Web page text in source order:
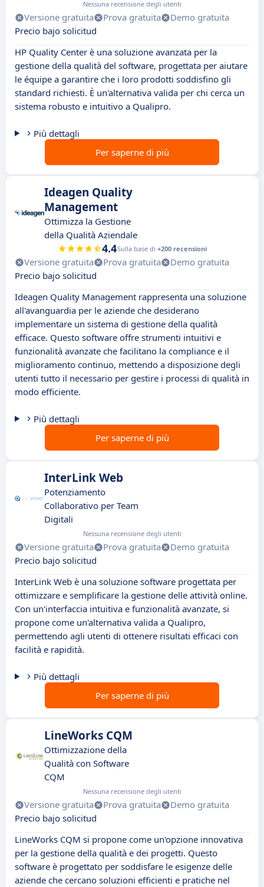
Nessuna recensione degli utenti
Versione gratuita Prova gratuita
Demo gratuita
Precio bajo solicitud
HP Quality Center è una soluzione avanzata per la
gestione della qualità del software, progettata per aiutare
le équipe a garantire che i loro prodotti soddisfino gli
standard richiesti. È un'alternativa valida per chi cerca un
sistema robusto e intuitivo a Qualipro.
Più dettagli
Per saperne di più
Ideagen Quality
Management
Ottimizza la Gestione
della Qualità Aziendale
4.4Sulla base di +200 recensioni
Versione gratuita Prova gratuita
Demo gratuita
Precio bajo solicitud
Ideagen Quality Management rappresenta una soluzione
all'avanguardia per le aziende che desiderano
implementare un sistema di gestione della qualità
efficace. Questo software offre strumenti intuitivi e
funzionalità avanzate che facilitano la compliance e il
miglioramento continuo, mettendo a disposizione degli
utenti tutto il necessario per gestire i processi di qualità in
modo efficiente.
Più dettagli
Per saperne di più
InterLink Web
Potenziamento
Collaborativo per Team
Digitali
Nessuna recensione degli utenti
Versione gratuita Prova gratuita
Demo gratuita
Precio bajo solicitud
InterLink Web è una soluzione software progettata per
ottimizzare e semplificare la gestione delle attività online.
Con un'interfaccia intuitiva e funzionalità avanzate, si
propone come un'alternativa valida a Qualipro,
permettendo agli utenti di ottenere risultati efficaci con
facilità e rapidità.
Più dettagli
Per saperne di più
LineWorks CQM
Ottimizzazione della
Qualità con Software
CQM
Nessuna recensione degli utenti
Versione gratuita Prova gratuita
Demo gratuita
Precio bajo solicitud
LineWorks CQM si propone come un'opzione innovativa
per la gestione della qualità e dei progetti. Questo
software è progettato per soddisfare le esigenze delle
aziende che cercano soluzioni efficienti e pratiche nel